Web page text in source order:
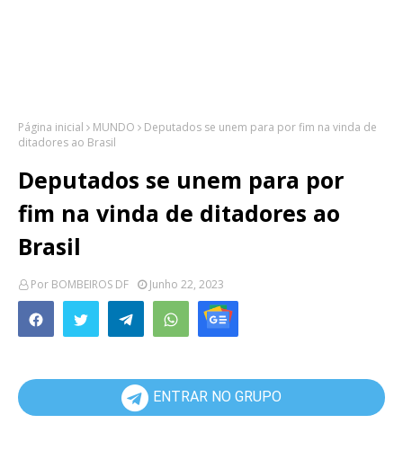
Página inicial MUNDO
Deputados se unem para por fim na vinda de
ditadores ao Brasil
Deputados se unem para por
fim na vinda de ditadores ao
Brasil
Por BOMBEIROS DF Junho 22, 2023
ENTRAR NO GRUPO